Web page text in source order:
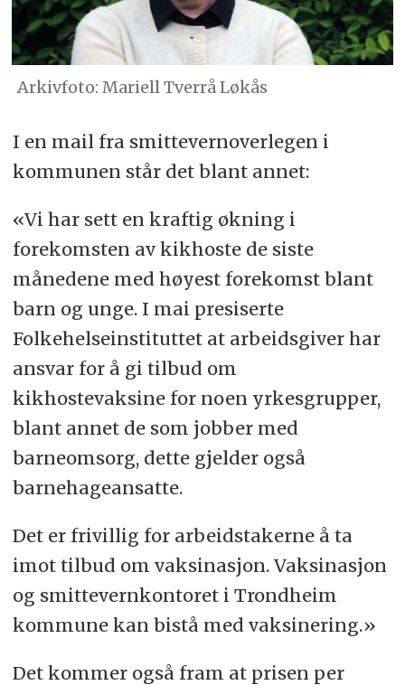
Arkivfoto: Mariell Tverrå Løkås
I en mail fra smittevernoverlegen i
kommunen står det blant annet:
«Vi har sett en kraftig økning i
forekomsten av kikhoste de siste
månedene med høyest forekomst blant
barn og unge. I mai presiserte
Folkehelseinstituttet at arbeidsgiver har
ansvar for å gi tilbud om
kikhostevaksine for noen yrkesgrupper,
blant annet de som jobber med
barneomsorg, dette gjelder også
barnehageansatte.
Det er frivillig for arbeidstakerne å ta
imot tilbud om vaksinasjon. Vaksinasjon
og smittevernkontoret i Trondheim
kommune kan bistå med vaksinering.»
Det kommer også fram at prisen per